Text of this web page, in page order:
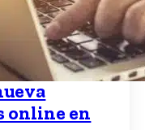
online en